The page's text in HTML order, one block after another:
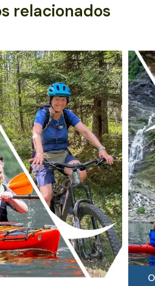
relacionados